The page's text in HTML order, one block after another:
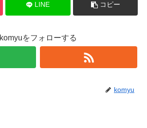
LINE コピー
komyuをフォローする
komyu